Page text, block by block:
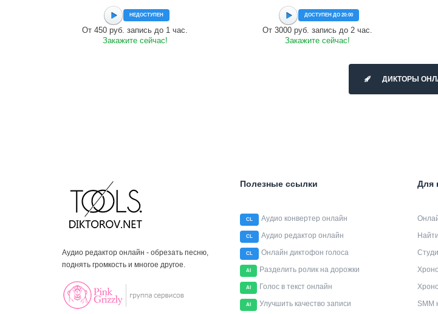
НЕДОСТУПЕН
От 450 руб. запись до 1 час.
Закажите сейчас!
ДОСТУПЕН ДО 20:00
От 3000 руб. запись до 2 час.
Закажите сейчас!
ДИКТОРЫ
Аудио редактор онлайн - обрезать песню,
поднять громкость и многое другое.
Полезные ссылки
CL Аудио конвертер онлайн
CL Аудио редактор онлайн
CL Онлайн диктофон голоса
AI Разделить ролик на дорожки
AI Голос в текст онлайн
AI Улучшить качество записи
Для
SMM